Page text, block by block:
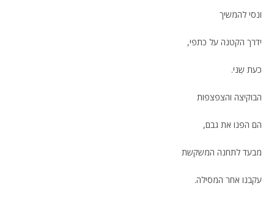
ונסי להמשיך
ידרך הקטנה על כתפי,
כעת שְני.
הבוקיצה והצפצפות
הם הפנו את גבם,
מבעד לתחנה המשקשת
עקבנו אחר המסילה.